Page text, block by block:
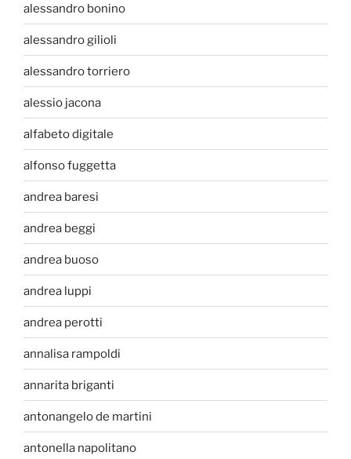
alessandro bonino
alessandro gilioli
alessandro torriero
alessio jacona
alfabeto digitale
alfonso fuggetta
andrea baresi
andrea beggi
andrea buoso
andrea luppi
andrea perotti
annalisa rampoldi
annarita briganti
antonangelo de martini
antonella napolitano